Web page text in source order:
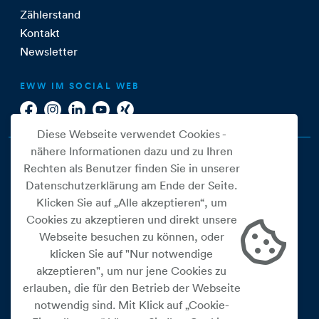
Zählerstand
Kontakt
Newsletter
EWW IM SOCIAL WEB
Cookie Einstellungen
Datenschutz
Impressum
Diese Webseite verwendet Cookies -
nähere Informationen dazu und zu Ihren
Rechten als Benutzer finden Sie in unserer
Datenschutzerklärung am Ende der Seite.
Klicken Sie auf „Alle akzeptieren“, um
Cookies zu akzeptieren und direkt unsere
Webseite besuchen zu können, oder
klicken Sie auf "Nur notwendige
akzeptieren", um nur jene Cookies zu
erlauben, die für den Betrieb der Webseite
notwendig sind. Mit Klick auf „Cookie-